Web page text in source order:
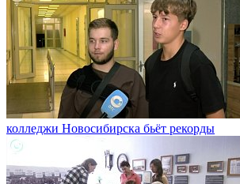
колледжи Новосибирска бьёт рекорды